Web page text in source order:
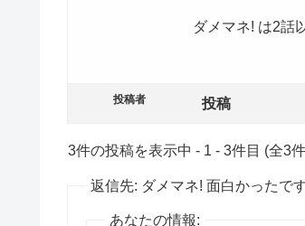
ダメマネ! は2話
投稿者 投稿
3件の投稿を表示中 - 1 - 3件目 (全3
返信先: ダメマネ! 面白かったです
あなたの情報: